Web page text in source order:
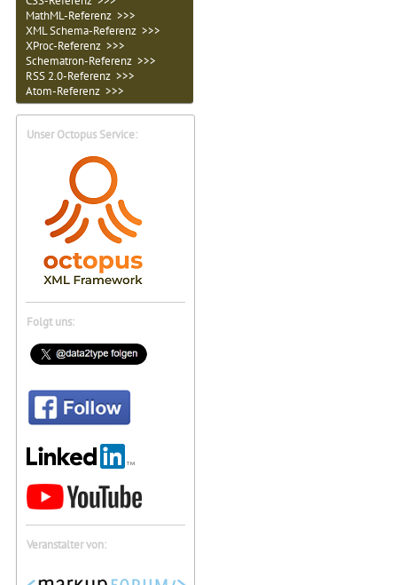
MathML-Referenz >>>
XML Schema-Referenz >>>
XProc-Referenz >>>
Schematron-Referenz >>>
RSS 2.0-Referenz >>>
Atom-Referenz >>>
Unser Octopus Service:
Folgt uns:
Veranstalter von: